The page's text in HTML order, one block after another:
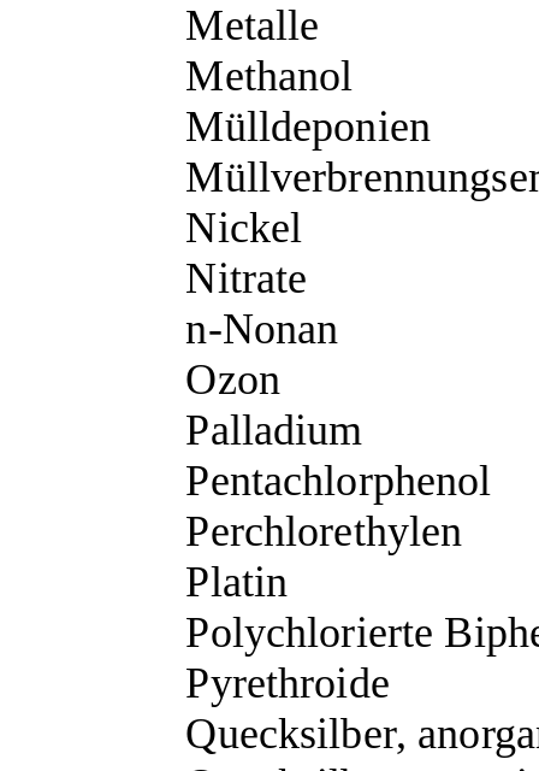
Metalle
Methanol
Mülldeponien
Nickel
Nitrate
n-Nonan
Ozon
Palladium
Pentachlorphenol
Perchlorethylen
Platin
Polychlorierte
Pyrethroide
Quecksilber,